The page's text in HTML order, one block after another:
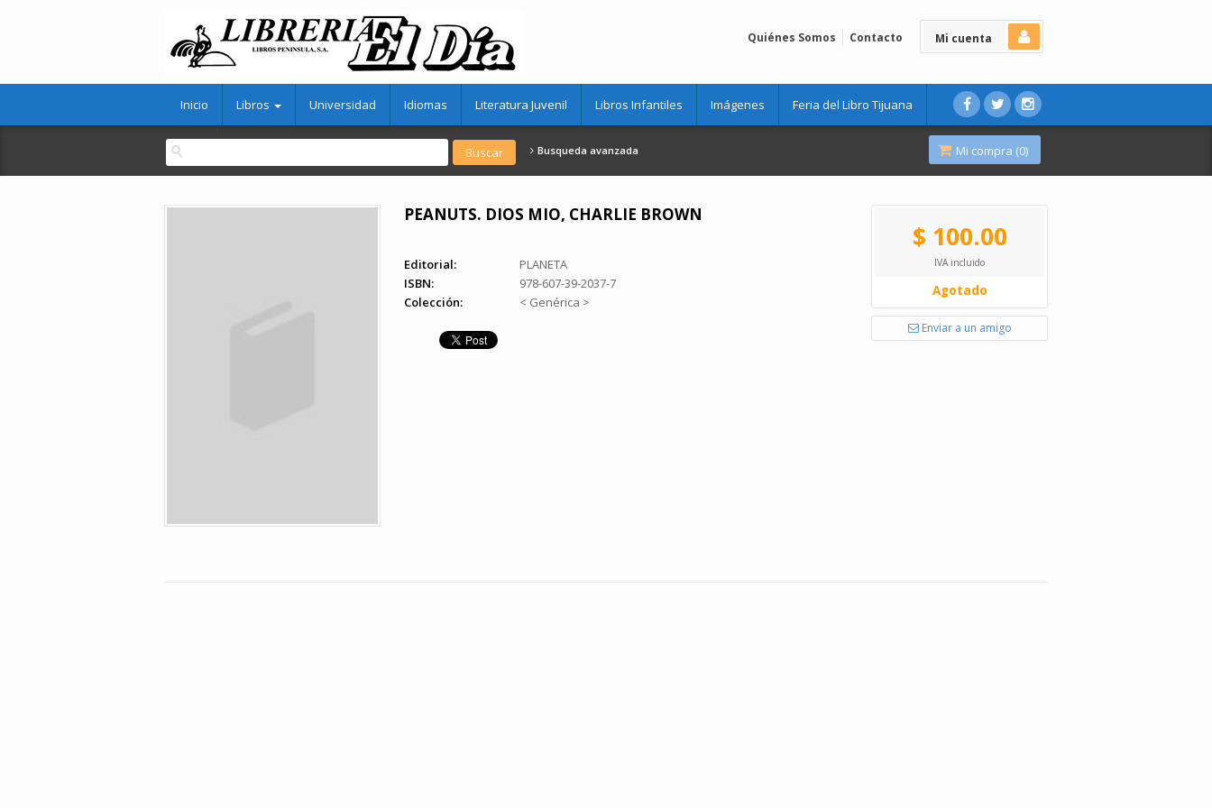
Mi cuenta
Quiénes Somos Contacto
Inicio Libros Universidad Idiomas Literatura Juvenil Libros Infantiles Imágenes Feria del Libro Tijuana
Busqueda avanzada Mi compra (0)
PEANUTS. ­DIOS MIO, CHARLIE BROWN
Editorial:
PLANETA
ISBN:
978-607-39-2037-7
Colección:
< Genérica >
$ 100.00
IVA incluido
Agotado
Enviar a un amigo